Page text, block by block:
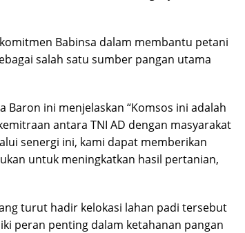
Babinsa dalam membantu petani
salah satu sumber pangan utama
Baron ini menjelaskan “Komsos ini adalah
antara TNI AD dengan masyarakat
senergi ini, kami dapat memberikan
untuk meningkatkan hasil pertanian,
turut hadir kelokasi lahan padi tersebut
peran penting dalam ketahanan pangan